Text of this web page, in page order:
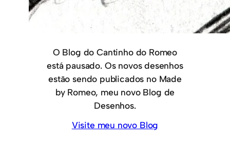
O Blog do Cantinho do Romeo
está pausado. Os novos desenhos
estão sendo publicados no Made
by Romeo, meu novo Blog de
Desenhos.
Visite meu novo Blog